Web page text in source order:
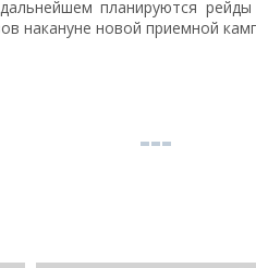
планируются
накануне новой приемной